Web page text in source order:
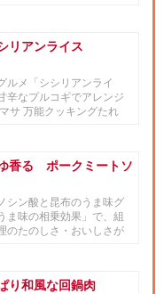
リアンライス
ルメ「シシリアンライ
辛なプルコギでアレンジ
サ 万能クッキングたれ
香る ポークミートソ
シン酸と昆布のうま味グ
ま味の相乗効果」で、組
のたのしさ・おいしさが
り和風な回鍋肉